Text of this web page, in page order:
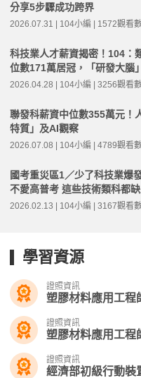
分享5步驟成功跨界
2026.07.31 | 104小編 | 1572觀看
科技業人才薪資揭密！104：
位數171萬居冠，「研發大腦
2026.04.28 | 104小編 | 3256觀看
聯發科薪資中位數355萬元！
特質」及AI觀察
2026.07.08 | 104小編 | 4789觀看
國考重災區1／少了科技業爆
不愛高普考 這些技術類科都
2026.02.13 | 104小編 | 3167觀看
學習資源
證照資訊
塑膠材料應用工程
證照資訊
塑膠材料應用工程
證照資訊
經濟部初級行動